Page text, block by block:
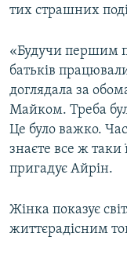
тих страшних
«Будучи першим
батьків
доглядала за
Майком. Треба
Це було важко.
знаєте все ж таки
пригадує Айрін.
Жінка показує
життєрадісним